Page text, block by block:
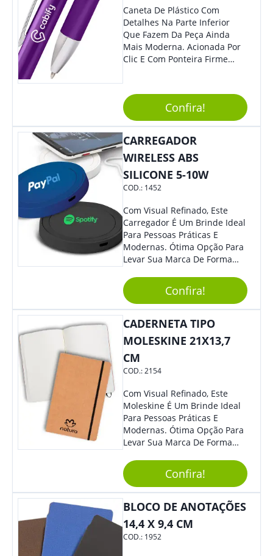
Caneta De Plástico Com
Detalhes Na Parte Inferior
Que Fazem Da Peça Ainda
Mais Moderna. Acionada Por
Clic E Com Ponteira Firme
Confira!
CARREGADOR
WIRELESS ABS
SILICONE 5-10W
COD.: 1452
Com Visual Refinado, Este
Carregador É Um Brinde Ideal
Para Pessoas Práticas E
Modernas. Ótima Opção Para
Levar Sua Marca De Forma
Sua Empresa Em Eventos,
Reuniões Corporativas Ou Até
Mesmo Para Presentear
Colaboradores E Parceiros De
Confira!
CADERNETA TIPO
MOLESKINE 21X13,7
CM
COD.:2154
Com Visual Refinado, Este
Moleskine É Um Brinde Ideal
Para Pessoas Práticas E
Modernas. Ótima Opção Para
Levar Sua Marca De Forma
Sua Empresa Em Eventos,
Reuniões Corporativas Ou Até
Mesmo Para Presentear
Colaboradores E Parceiros De
Confira!
BLOCO DE ANOTAÇÕES
14,4 X 9,4 CM
COD.: 1952